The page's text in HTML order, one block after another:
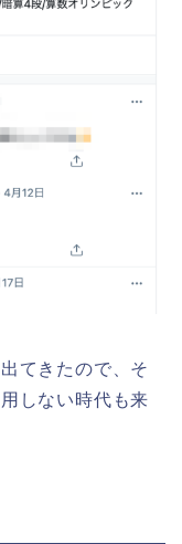
てきたので、そ
しない時代も来